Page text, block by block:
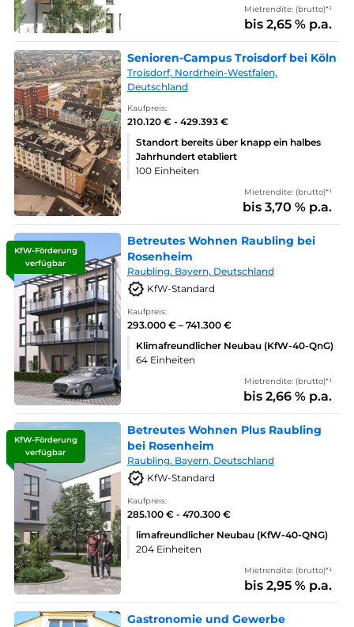
Mietrendite: (brutto)*¹
bis 2,65 % p.a.
Senioren-Campus Troisdorf bei Köln
Troisdorf, Nordrhein-Westfalen,
Deutschland
Kaufpreis:
210.120 € - 429.393 €
Standort bereits über knapp ein halbes
Jahrhundert etabliert
100 Einheiten
Mietrendite: (brutto)*¹
bis 3,70 % p.a.
KfW-Förderung
verfügbar
Betreutes Wohnen Raubling bei
Rosenheim
Raubling. Bayern, Deutschland
KfW-Standard
Kaufpreis:
293.000 € – 741.300 €
Klimafreundlicher Neubau (KfW-40-QnG)
64 Einheiten
Mietrendite: (brutto)*¹
bis 2,66 % p.a.
KfW-Förderung
verfügbar
Betreutes Wohnen Plus Raubling
bei Rosenheim
Raubling. Bayern, Deutschland
KfW-Standard
Kaufpreis:
285.100 € - 470.300 €
limafreundlicher Neubau (KfW-40-QNG)
204 Einheiten
Mietrendite: (brutto)*¹
bis 2,95 % p.a.
Gastronomie und Gewerbe